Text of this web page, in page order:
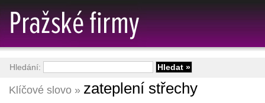
Klíčové slovo » zateplení střechy
Hledání: